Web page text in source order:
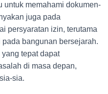
untuk memahami dokumen-
juga pada
persyaratan izin, terutama
bangunan bersejarah.
tepat dapat
di masa depan,
sia.